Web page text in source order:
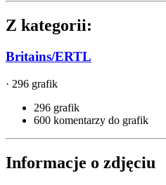
Z kategorii:
Britains/ERTL
· 296 grafik
296 grafik
600 komentarzy do grafik
Informacje o zdjęciu